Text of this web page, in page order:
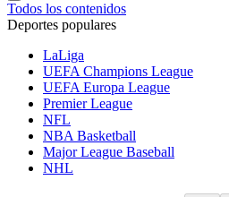
Todos los contenidos
Deportes populares
LaLiga
UEFA Champions League
UEFA Europa League
Premier League
NFL
NBA Basketball
Major League Baseball
NHL